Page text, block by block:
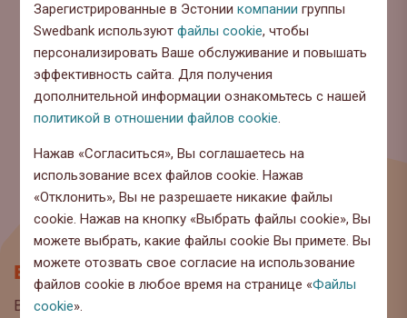
Зарегистрированные в Эстониикомпании группы
Swedbank используютфайлы cookie, чтобы
персонализировать Ваше обслуживание и повышать
эффективность сайта. Для получения
дополнительной информации ознакомьтесь с нашей
политикой в отношении файлов cookie.
Нажав «Согласиться», Вы соглашаетесь на
использование всех файлов cookie. Нажав
«Отклонить», Вы не разрешаете никакие файлы
cookie. Нажав на кнопку «Выбрать файлы cookie», Вы
можете выбрать, какие файлы cookie Вы примете. Вы
можете отозвать свое согласие на использование
файлов cookie в любое время на странице «Файлы
cookie».
Блог
Вы находитесь на странице блога Swedbank, где мы